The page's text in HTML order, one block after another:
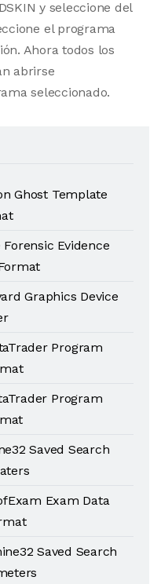
y seleccione del
el programa
Ahora todos los
abrirse
seleccionado.
Ghost Template
Forensic Evidence
Graphics Device
Program
Program
Saved Search
Exam Data
Saved Search